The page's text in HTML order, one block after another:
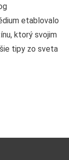
etablovalo
ktorý svojim
tipy zo sveta